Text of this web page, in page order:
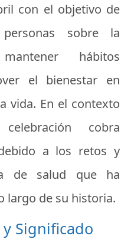
con el objetivo de
sobre la
hábitos
el bienestar en
vida. En el contexto
cobra
a los retos y
de salud que ha
largo de su historia.
Significado